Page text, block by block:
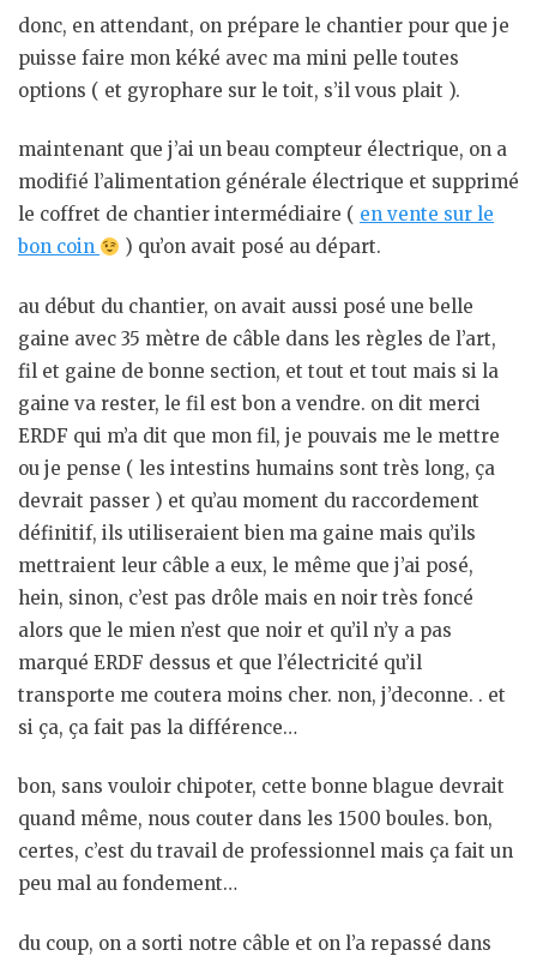
donc, en attendant, on prépare le chantier pour que je
puisse faire mon kéké avec ma mini pelle toutes
options ( et gyrophare sur le toit, s’il vous plait ).
maintenant que j’ai un beau compteur électrique, on a
modifié l’alimentation générale électrique et supprimé
le coffret de chantier intermédiaire ( en vente sur le
bon coin
) qu’on avait posé au départ.
au début du chantier, on avait aussi posé une belle
gaine avec 35 mètre de câble dans les règles de l’art,
fil et gaine de bonne section, et tout et tout mais si la
gaine va rester, le fil est bon a vendre. on dit merci
ERDF qui m’a dit que mon fil, je pouvais me le mettre
ou je pense ( les intestins humains sont très long, ça
devrait passer ) et qu’au moment du raccordement
définitif, ils utiliseraient bien ma gaine mais qu’ils
mettraient leur câble a eux, le même que j’ai posé,
hein, sinon, c’est pas drôle mais en noir très foncé
alors que le mien n’est que noir et qu’il n’y a pas
marqué ERDF dessus et que l’électricité qu’il
transporte me coutera moins cher. non, j’deconne. . et
si ça, ça fait pas la différence…
bon, sans vouloir chipoter, cette bonne blague devrait
quand même, nous couter dans les 1500 boules. bon,
certes, c’est du travail de professionnel mais ça fait un
peu mal au fondement…
du coup, on a sorti notre câble et on l’a repassé dans